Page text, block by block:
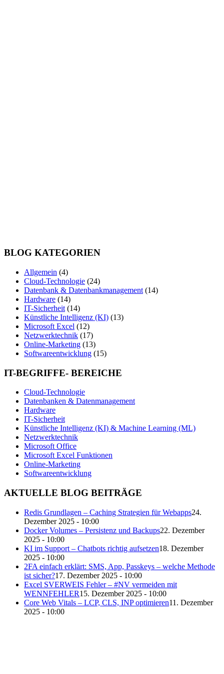
BLOG KATEGORIEN
Allgemein (4)
Cloud-Technologie (24)
Datenbank & Datenbankmanagement (14)
Hardware (14)
IT-Sicherheit (14)
Künstliche Intelligenz (KI) (13)
Microsoft Excel (12)
Netzwerktechnik (17)
Online-Marketing (13)
Softwareentwicklung (15)
IT-BEGRIFFE- BEREICHE
Cloud-Technologie
Datenbanken & Datenmanagement
Hardware
IT-Sicherheit
Künstliche Intelligenz (KI) & Machine Learning (ML)
Netzwerktechnik
Microsoft Office
Microsoft Excel Funktionen
Online-Marketing
Softwareentwicklung
AKTUELLE BLOG BEITRÄGE
Redis Grundlagen – Caching Strategien für Webapps24.
Dezember 2025 - 10:00
Docker Volumes – Persistenz und Backups22. Dezember
2025 - 10:00
KI im Support – Chatbots richtig aufsetzen18. Dezember
2025 - 10:00
2FA einfach erklärt: SMS, App, Passkeys – welche Methode
ist sicher?17. Dezember 2025 - 10:00
Excel SVERWEIS Fehler – #NV vermeiden mit
WENNFEHLER15. Dezember 2025 - 10:00
Core Web Vitals – LCP, CLS, INP optimieren11. Dezember
2025 - 10:00